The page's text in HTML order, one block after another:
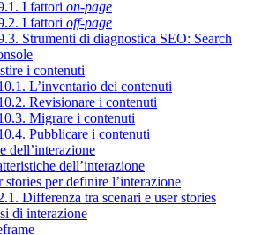
I fattori on-page
I fattori off-page
Strumenti di diagnostica SEO: Search
i contenuti
L’inventario dei contenuti
Revisionare i contenuti
Migrare i contenuti
Pubblicare i contenuti
dell’interazione
dell’interazione
stories per definire l’interazione
Differenza tra scenari e user stories
di interazione